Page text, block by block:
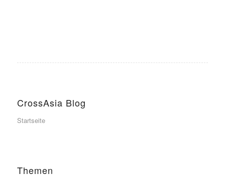
CrossAsia Blog
Startseite
Themen